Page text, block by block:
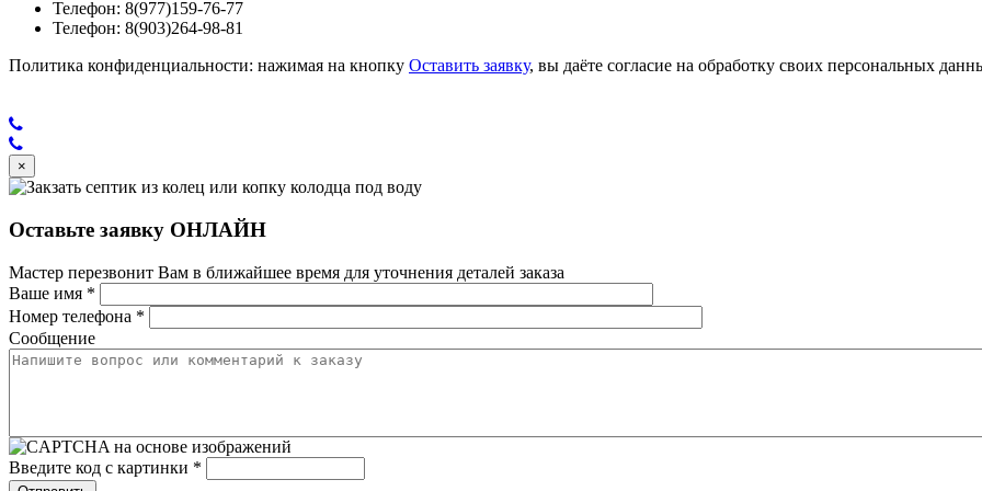
Телефон: 8(977)159-76-77
Телефон: 8(903)264-98-81
Политика конфиденциальности: нажимая на кнопку Оставить заявку, вы даёте согласие на обработку своих персональных
×
Оставьте заявку ОНЛАЙН
Мастер перезвонит Вам в ближайшее время для уточнения деталей заказа
Ваше имя *
Номер телефона *
Сообщение
Введите код с картинки *